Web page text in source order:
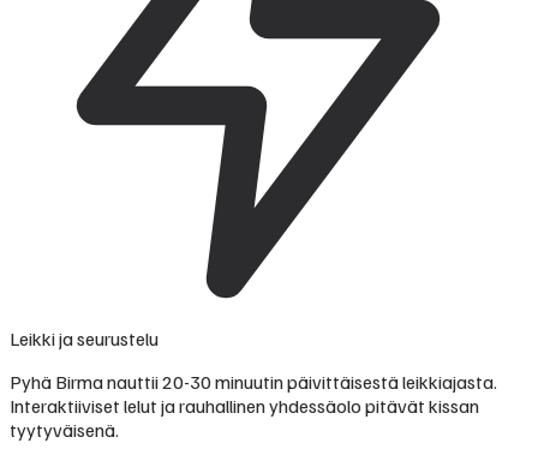
Leikki ja seurustelu
Pyhä Birma nauttii 20-30 minuutin päivittäisestä leikkiajasta.
Interaktiiviset lelut ja rauhallinen yhdessäolo pitävät kissan
tyytyväisenä.